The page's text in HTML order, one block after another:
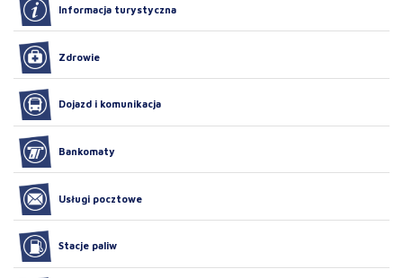
Informacja turystyczna
Zdrowie
Dojazd i komunikacja
Bankomaty
Usługi pocztowe
Stacje paliw